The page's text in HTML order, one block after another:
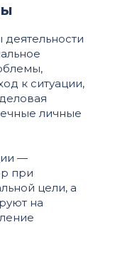
деятельности
к ситуации,
личные
—
при
цели, а
на